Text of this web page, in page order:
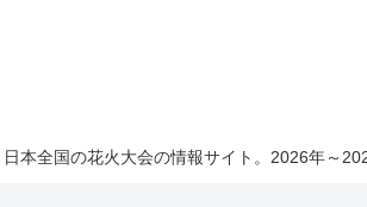
日本全国の花火大会の情報サイト。2026年～